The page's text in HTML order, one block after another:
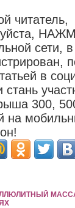
читатель,
сети,
в
стань
300,
на